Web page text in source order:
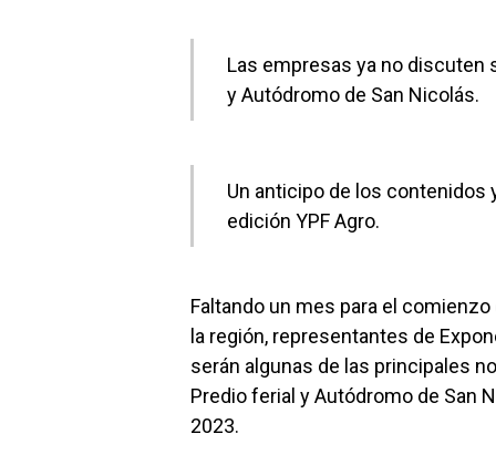
Las empresas ya no discuten
y Autódromo de San Nicolás.
Un anticipo de los contenidos
edición YPF Agro.
Faltando un mes para el
la región, representantes de
serán algunas de las principales
Predio ferial y Autódromo de San
2023.